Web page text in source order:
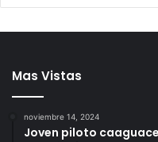
Mas Vistas
noviembre 14, 2024
Joven piloto